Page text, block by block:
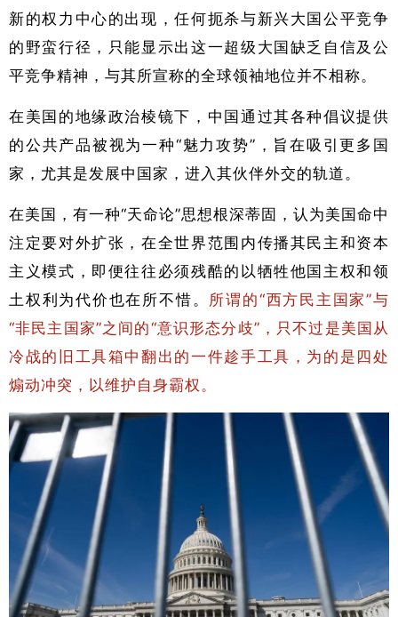
新的权力中心的出现，任何扼杀与新兴大国公平竞争
的野蛮行径，只能显示出这一超级大国缺乏自信及公
平竞争精神，与其所宣称的全球领袖地位并不相称。
在美国的地缘政治棱镜下，中国通过其各种倡议提供
的公共产品被视为一种“魅力攻势”，旨在吸引更多国
家，尤其是发展中国家，进入其伙伴外交的轨道。
在美国，有一种“天命论”思想根深蒂固，认为美国命中
注定要对外扩张，在全世界范围内传播其民主和资本
主义模式，即便往往必须残酷的以牺牲他国主权和领
土权利为代价也在所不惜。 所谓的“西方民主国家”与
“非民主国家”之间的“意识形态分歧”，只不过是美国从
冷战的旧工具箱中翻出的一件趁手工具，为的是四处
煽动冲突，以维护自身霸权。